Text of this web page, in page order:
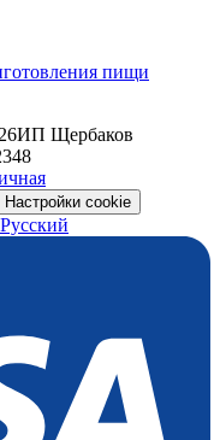
пищи
ИП Щербаков
Настройки cookie
Русский